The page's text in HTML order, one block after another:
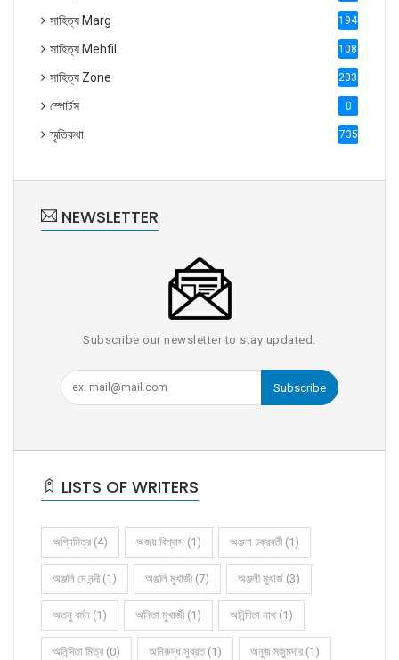
সাহিত্য Marg 1947
সাহিত্য Mehfil 1088
সাহিত্য Zone 2035
স্পোর্টস 0
স্মৃতিকথা 735
NEWSLETTER
Subscribe our newsletter to stay updated.
Subscribe
LISTS OF WRITERS
অগ্নিমিত্র (4) অজয় বিশ্বাস (1) অঞ্জনা চক্রবর্তী (1)
অঞ্জলি দে নন্দী (1) অঞ্জলি মুখার্জী (7) অঞ্জলী মুখার্জ (3)
অতনু বর্মন (1) অনিতা মুখার্জী (1) অনিন্দিতা নাথ (1)
অনিন্দিতা মিত্র (0) অনিরুদ্ধ সুব্রত (1) অনুজ মজুমদার (1)